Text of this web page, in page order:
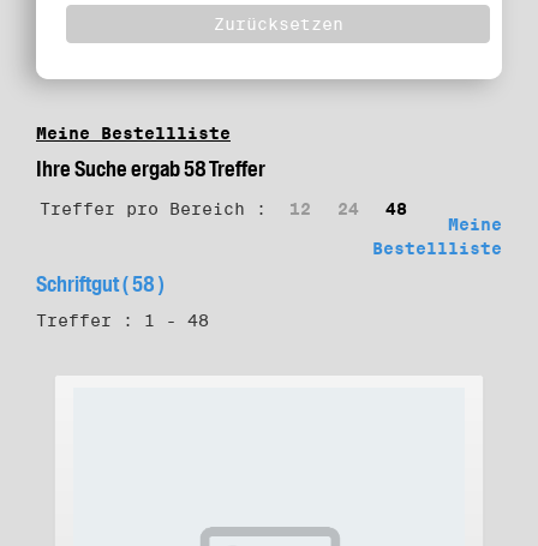
Meine Bestellliste
Ihre Suche ergab 58 Treffer
Treffer pro Bereich : 12 24
48
Meine
Bestellliste
Schriftgut ( 58 )
Treffer : 1 - 48